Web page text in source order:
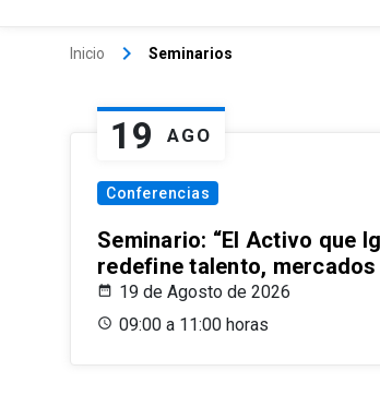
Inicio keyboard_arrow_right Seminarios
19 AGO
Conferencias
Seminario: “El Activo que
redefine talento,
19 de Agosto de 2026
09:00 a 11:00 horas